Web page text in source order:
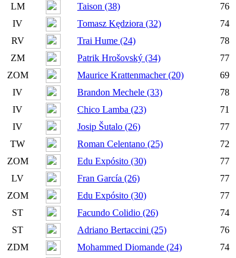
LM
Taison (38) 76
IV
Tomasz Kędziora (32) 74
RV
Trai Hume (24) 78
ZM
Patrik Hrošovský (34) 77
ZOM
Maurice Krattenmacher (20) 69
IV
Brandon Mechele (33) 78
IV
Chico Lamba (23) 71
IV
Josip Šutalo (26) 77
TW
Roman Celentano (25) 72
ZOM
Edu Expósito (30) 77
LV
Fran García (26) 77
ZOM
Edu Expósito (30) 77
ST
Facundo Colidio (26) 74
ST
Adriano Bertaccini (25) 76
ZDM
Mohammed Diomande (24) 74